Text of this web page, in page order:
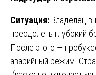
Ситуация: Владелец
преодолеть глубокий
После этого —
аварийный режим.